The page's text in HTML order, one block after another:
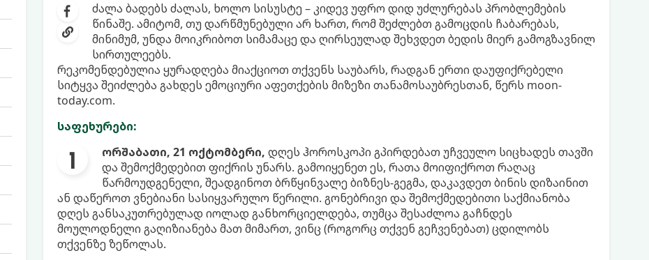
ძალა ბადებს ძალას, ხოლო სისუსტე – კიდევ უფრო დიდ უძლურებას პრობლემების
წინაშე. ამიტომ, თუ დარწმუნებული არ ხართ, რომ შეძლებთ გამოცდის ჩაბარებას,
მინიმუმ, უნდა მოიკრიბოთ სიმამაცე და ღირსეულად შეხვდეთ ბედის მიერ გამოგზავნილ
სირთულეებს.
რეკომენდებულია ყურადღება მიაქციოთ თქვენს საუბარს, რადგან ერთი დაუფიქრებელი
სიტყვა შეიძლება გახდეს ემოციური აფეთქების მიზეზი თანამოსაუბრესთან, წერს moon-
today.com.
საფეხურები:
ორშაბათი, 21 ოქტომბერი, დღეს ჰოროსკოპი გპირდებათ უჩვეულო სიცხადეს თავში
და შემოქმედებით ფიქრის უნარს. გამოიყენეთ ეს, რათა მოიფიქროთ რაღაც
წარმოუდგენელი, შეადგინოთ ბრწყინვალე ბიზნეს-გეგმა, დაკავდეთ ბინის დიზაინით
ან დაწეროთ ვნებიანი სასიყვარულო წერილი. გონებრივი და შემოქმედებითი საქმიანობა
დღეს განსაკუთრებულად იოლად განხორციელდება, თუმცა შესაძლოა გაჩნდეს
მოულოდნელი გაღიზიანება მათ მიმართ, ვინც (როგორც თქვენ გეჩვენებათ) ცდილობს
თქვენზე ზეწოლას.